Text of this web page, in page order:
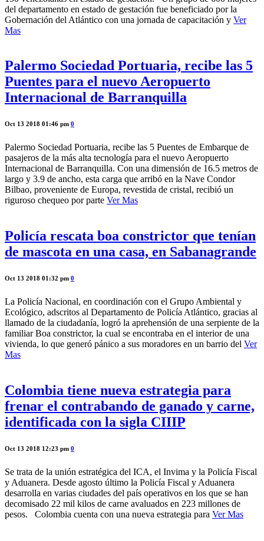
del departamento en estado de gestación fue beneficiado por la
Gobernación del Atlántico con una jornada de capacitación y Ver
Mas
Palermo Sociedad Portuaria, recibe las 5
Puentes para el nuevo Aeropuerto
Internacional de Barranquilla
Oct 13 2018 01:46 pm 0
Palermo Sociedad Portuaria, recibe las 5 Puentes de Embarque de
pasajeros de la más alta tecnología para el nuevo Aeropuerto
Internacional de Barranquilla. Con una dimensión de 16.5 metros de
largo y 3.9 de ancho, esta carga que arribó en la Nave Condor
Bilbao, proveniente de Europa, revestida de cristal, recibió un
riguroso chequeo por parte Ver Mas
Policía rescata boa constrictor que tenían
de mascota en una casa, en Sabanagrande
Oct 13 2018 01:32 pm 0
La Policía Nacional, en coordinación con el Grupo Ambiental y
Ecológico, adscritos al Departamento de Policía Atlántico, gracias al
llamado de la ciudadanía, logró la aprehensión de una serpiente de la
familiar Boa constrictor, la cual se encontraba en el interior de una
vivienda, lo que generó pánico a sus moradores en un barrio del Ver
Mas
Colombia tiene nueva estrategia para
frenar el contrabando de ganado y carne,
identificada con la sigla CIIIP
Oct 13 2018 12:23 pm 0
Se trata de la unión estratégica del ICA, el Invima y la Policía Fiscal
y Aduanera. Desde agosto último la Policía Fiscal y Aduanera
desarrolla en varias ciudades del país operativos en los que se han
decomisado 22 mil kilos de carne avaluados en 223 millones de
pesos. Colombia cuenta con una nueva estrategia para Ver Mas